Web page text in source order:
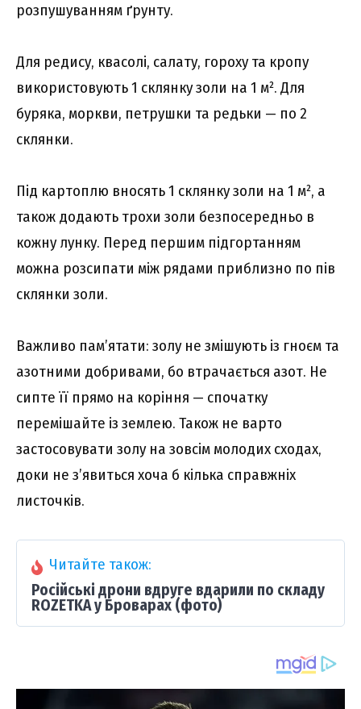
розпушуванням ґрунту.
Для редису, квасолі, салату, гороху та кропу
використовують 1 склянку золи на 1 м². Для
буряка, моркви, петрушки та редьки — по 2
склянки.
Під картоплю вносять 1 склянку золи на 1 м², а
також додають трохи золи безпосередньо в
кожну лунку. Перед першим підгортанням
можна розсипати між рядами приблизно по пів
склянки золи.
Важливо пам’ятати: золу не змішують із гноєм та
азотними добривами, бо втрачається азот. Не
сипте її прямо на коріння — спочатку
перемішайте із землею. Також не варто
застосовувати золу на зовсім молодих сходах,
доки не з’явиться хоча б кілька справжніх
листочків.
Читайте також:
Російські дрони вдруге вдарили по складу
ROZETKA у Броварах (фото)